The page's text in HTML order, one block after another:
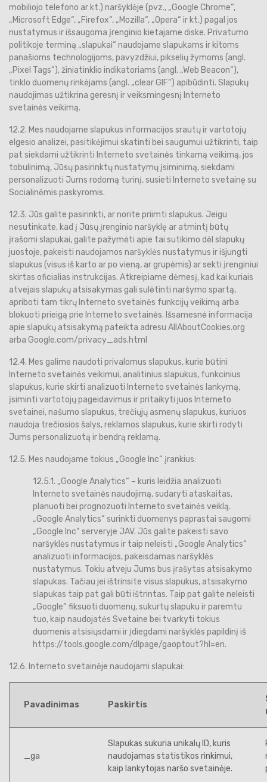
mobiliojo telefono ar kt.) naršyklėje (pvz., „Google Chrome“,
„Microsoft Edge“, „Firefox“, „Mozilla“, „Opera“ ir kt.) pagal jos
nustatymus ir išsaugoma įrenginio kietajame diske. Privatumo
politikoje terminą „slapukai“ naudojame slapukams ir kitoms
panašioms technologijoms, pavyzdžiui, pikselių žymoms (angl.
„Pixel Tags“), žiniatinklio indikatoriams (angl. „Web Beacon“),
tinklo duomenų rinkėjams (angl. „clear GIF“) apibūdinti. Slapukų
naudojimas užtikrina geresnį ir veiksmingesnį Interneto
svetainės veikimą.
12.2. Mes naudojame slapukus informacijos srautų ir vartotojų
elgesio analizei, pasitikėjimui skatinti bei saugumui užtikrinti, taip
pat siekdami užtikrinti Interneto svetainės tinkamą veikimą, jos
tobulinimą, Jūsų pasirinktų nustatymų įsiminimą, siekdami
personalizuoti Jums rodomą turinį, susieti Interneto svetainę su
Socialinėmis paskyromis.
12.3. Jūs galite pasirinkti, ar norite priimti slapukus. Jeigu
nesutinkate, kad į Jūsų įrenginio naršyklę ar atmintį būtų
įrašomi slapukai, galite pažymėti apie tai sutikimo dėl slapukų
juostoje, pakeisti naudojamos naršyklės nustatymus ir išjungti
slapukus (visus iš karto ar po vieną, ar grupėmis) ar sekti įrenginiui
skirtas oficialias instrukcijas. Atkreipiame dėmesį, kad kai kuriais
atvejais slapukų atsisakymas gali sulėtinti naršymo spartą,
apriboti tam tikrų Interneto svetainės funkcijų veikimą arba
blokuoti prieigą prie Interneto svetainės. Išsamesnė informacija
apie slapukų atsisakymą pateikta adresu AllAboutCookies.org
arba Google.com/privacy_ads.html
12.4. Mes galime naudoti privalomus slapukus, kurie būtini
Interneto svetainės veikimui, analitinius slapukus, funkcinius
slapukus, kurie skirti analizuoti Interneto svetainės lankymą,
įsiminti vartotojų pageidavimus ir pritaikyti juos Interneto
svetainei, našumo slapukus, trečiųjų asmenų slapukus, kuriuos
naudoja trečiosios šalys, reklamos slapukus, kurie skirti rodyti
Jums personalizuotą ir bendrą reklamą.
12.5. Mes naudojame tokius „Google Inc“ įrankius:
12.5.1. „Google Analytics“ – kuris leidžia analizuoti
Interneto svetainės naudojimą, sudaryti ataskaitas,
planuoti bei prognozuoti Interneto svetainės veiklą.
„Google Analytics“ surinkti duomenys paprastai saugomi
„Google Inc“ serveryje JAV. Jūs galite pakeisti savo
naršyklės nustatymus ir taip neleisti „Google Analytics“
analizuoti informacijos, pakeisdamas naršyklės
nustatymus. Tokiu atveju Jums bus įrašytas atsisakymo
slapukas. Tačiau jei ištrinsite visus slapukus, atsisakymo
slapukas taip pat gali būti ištrintas. Taip pat galite neleisti
„Google“ fiksuoti duomenų, sukurtų slapuku ir paremtu
tuo, kaip naudojatės Svetaine bei tvarkyti tokius
duomenis atsisiųsdami ir įdiegdami naršyklės papildinį iš
https://tools.google.com/dlpage/gaoptout?hl=en.
12.6. Interneto svetainėje naudojami slapukai:
Pavadinimas Paskirtis
_ga
Slapukas sukuria unikalų ID, kuris
naudojamas statistikos rinkimui,
kaip lankytojas naršo svetainėje.